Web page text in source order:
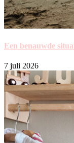
Een benauwde
7 juli 2026